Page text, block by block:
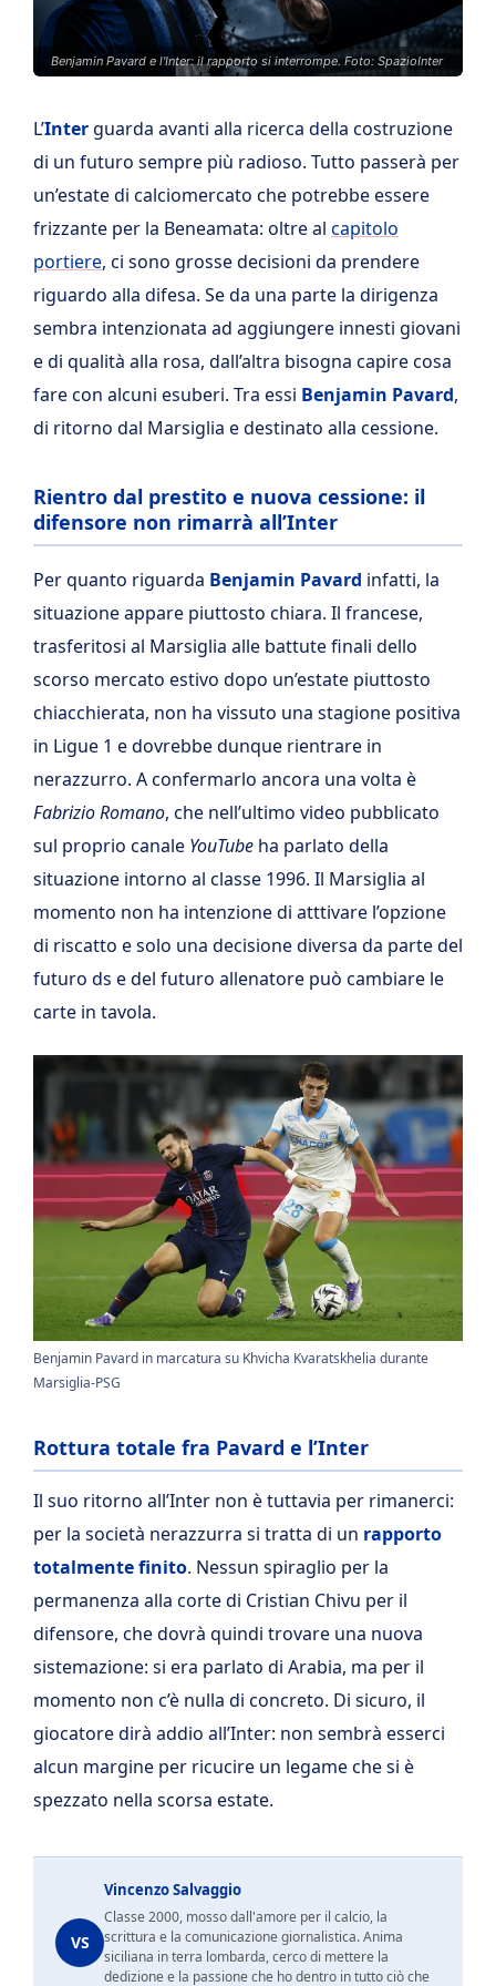
Benjamin Pavard e l'Inter: il rapporto si interrompe. Foto: SpazioInter
L’Inter guarda avanti alla ricerca della costruzione
di un futuro sempre più radioso. Tutto passerà per
un’estate di calciomercato che potrebbe essere
frizzante per la Beneamata: oltre al capitolo
portiere, ci sono grosse decisioni da prendere
riguardo alla difesa. Se da una parte la dirigenza
sembra intenzionata ad aggiungere innesti giovani
e di qualità alla rosa, dall’altra bisogna capire cosa
fare con alcuni esuberi. Tra essi Benjamin Pavard,
di ritorno dal Marsiglia e destinato alla cessione.
Rientro dal prestito e nuova cessione: il
difensore non rimarrà all’Inter
Per quanto riguarda Benjamin Pavard infatti, la
situazione appare piuttosto chiara. Il francese,
trasferitosi al Marsiglia alle battute finali dello
scorso mercato estivo dopo un’estate piuttosto
chiacchierata, non ha vissuto una stagione positiva
in Ligue 1 e dovrebbe dunque rientrare in
nerazzurro. A confermarlo ancora una volta è
Fabrizio Romano, che nell’ultimo video pubblicato
sul proprio canale YouTube ha parlato della
situazione intorno al classe 1996. Il Marsiglia al
momento non ha intenzione di atttivare l’opzione
di riscatto e solo una decisione diversa da parte del
futuro ds e del futuro allenatore può cambiare le
carte in tavola.
Benjamin Pavard in marcatura su Khvicha Kvaratskhelia durante
Marsiglia-PSG
Rottura totale fra Pavard e l’Inter
Il suo ritorno all’Inter non è tuttavia per rimanerci:
per la società nerazzurra si tratta di un rapporto
totalmente finito. Nessun spiraglio per la
permanenza alla corte di Cristian Chivu per il
difensore, che dovrà quindi trovare una nuova
sistemazione: si era parlato di Arabia, ma per il
momento non c’è nulla di concreto. Di sicuro, il
giocatore dirà addio all’Inter: non sembrà esserci
alcun margine per ricucire un legame che si è
spezzato nella scorsa estate.
VS
Vincenzo Salvaggio
Classe 2000, mosso dall'amore per il calcio, la
scrittura e la comunicazione giornalistica. Anima
siciliana in terra lombarda, cerco di mettere la
dedizione e la passione che ho dentro in tutto ciò che